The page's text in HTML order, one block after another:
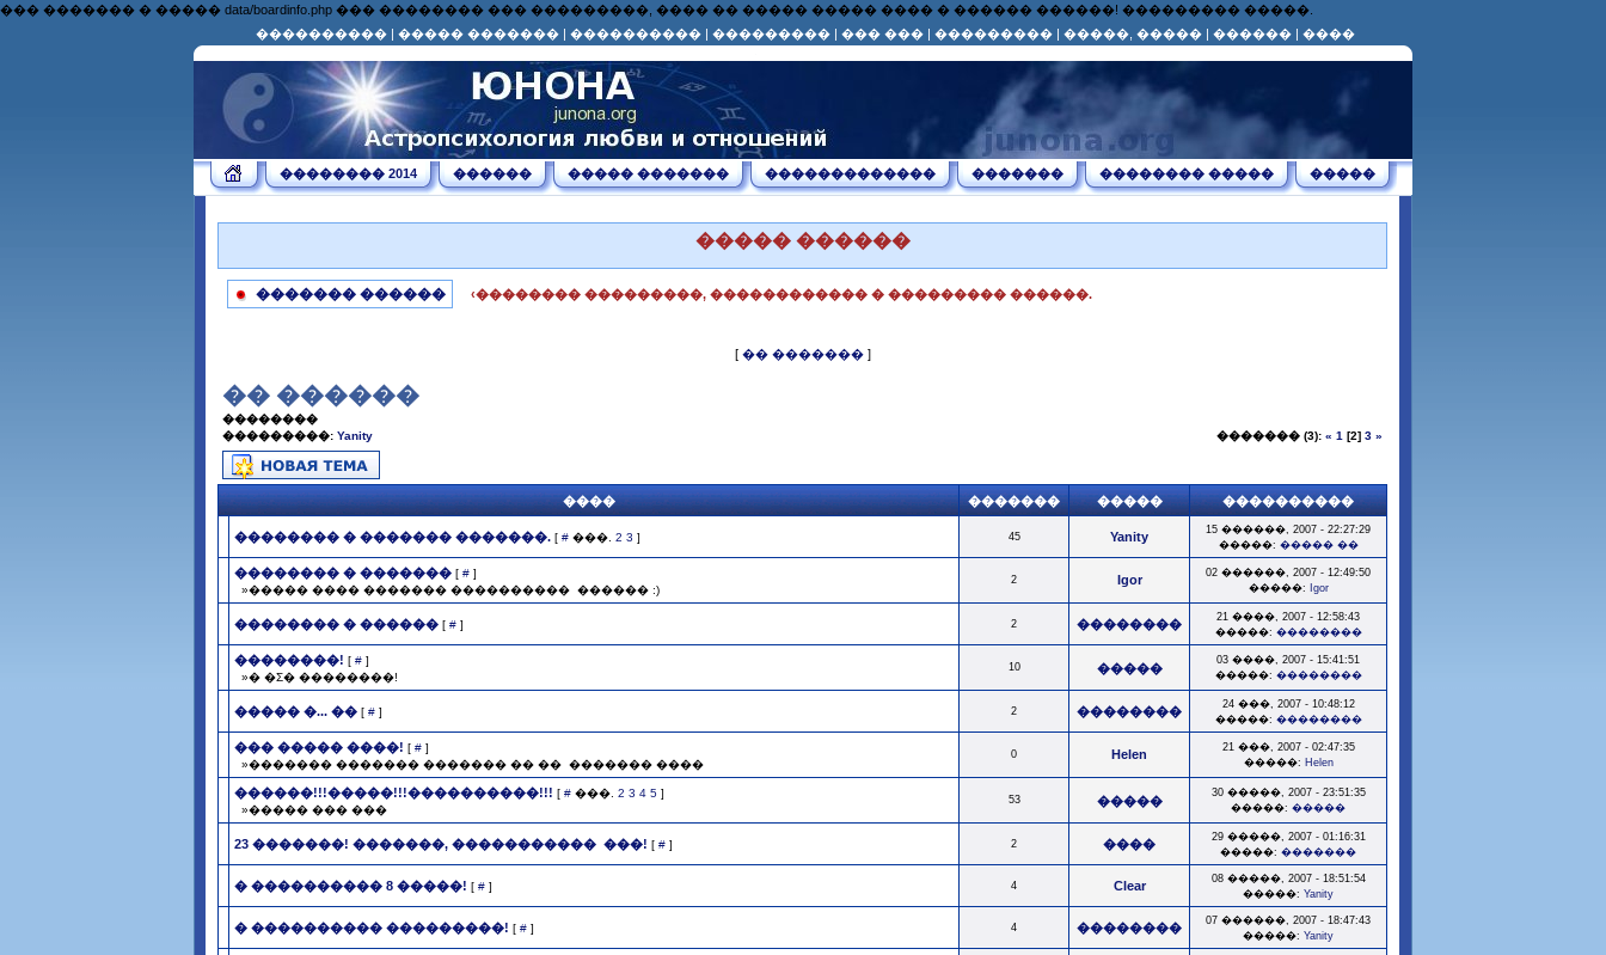
��� ������� � ����� data/boardinfo.php ��� �������� ��� ���������, ���� �� ����� ����� ���� � ������ ������! ��������� �����.
���������� | ����� ������� | ���������� | ��������� | ��� ��� | ��������� | �����, ����� | ������ | ����
�������� 2014 ������ ����� ������� ������������� ������� �������� ����� �����
����� ������
������� ������ ‹�������� ���������, ������������ � ��������� ������.
[ �� �������]
�� ������
��������
���������: Yanity ������� (3): « 1 [2] 3 »
���� ������� ����� ����������
�������� � ������� �������. [ # ���. 2 3 ] 45 Yanity
15 ������, 2007 - 22:27:29
�����: ����� ��
�������� � ������� [ # ]
»����� ���� ������� ���������� ­ ������ :)
2 Igor
02 ������, 2007 - 12:49:50
�����:
Igor
�������� � ������ [ # ] 2 ��������
21 ����, 2007 - 12:58:43
�����: ��������
��������! [ # ]
»� �Σ� ��������!
10 �����
03 ����, 2007 - 15:41:51
�����: ��������
����� �... �� [ # ] 2 ��������
24 ���, 2007 - 10:48:12
�����: ��������
��� ����� ����! [ # ]
»������� ������� ������� �� �� ­ ������� ����
0 Helen
21 ���, 2007 - 02:47:35
�����: Helen
������!!!�����!!!����������!!! [ # ���. 2 3 4 5 ]
»����� ��� ���
53 �����
30 �����, 2007 - 23:51:35
�����: �����
23 �������! �������, ����������� ­ ���! [ # ] 2 ����
29 �����, 2007 - 01:16:31
�����: �������
� ���������� 8 �����! [ # ] 4 Clear
08 �����, 2007 - 18:51:54
�����: Yanity
� ���������� ���������! [ # ] 4 ��������
07 ������, 2007 - 18:47:43
�����: Yanity